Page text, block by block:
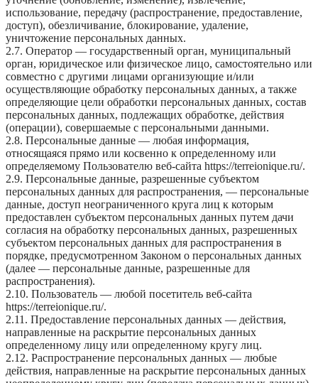
использование, передачу (распространение, предоставление,
доступ), обезличивание, блокирование, удаление,
уничтожение персональных данных.
2.7. Оператор — государственный орган, муниципальный
орган, юридическое или физическое лицо, самостоятельно или
совместно с другими лицами организующие и/или
осуществляющие обработку персональных данных, а также
определяющие цели обработки персональных данных, состав
персональных данных, подлежащих обработке, действия
(операции), совершаемые с персональными данными.
2.8. Персональные данные — любая информация,
относящаяся прямо или косвенно к определенному или
определяемому Пользователю веб-сайта https://terreionique.ru/.
2.9. Персональные данные, разрешенные субъектом
персональных данных для распространения, — персональные
данные, доступ неограниченного круга лиц к которым
предоставлен субъектом персональных данных путем дачи
согласия на обработку персональных данных, разрешенных
субъектом персональных данных для распространения в
порядке, предусмотренном Законом о персональных данных
(далее — персональные данные, разрешенные для
распространения).
2.10. Пользователь — любой посетитель веб-сайта
https://terreionique.ru/.
2.11. Предоставление персональных данных — действия,
направленные на раскрытие персональных данных
определенному лицу или определенному кругу лиц.
2.12. Распространение персональных данных — любые
действия, направленные на раскрытие персональных данных